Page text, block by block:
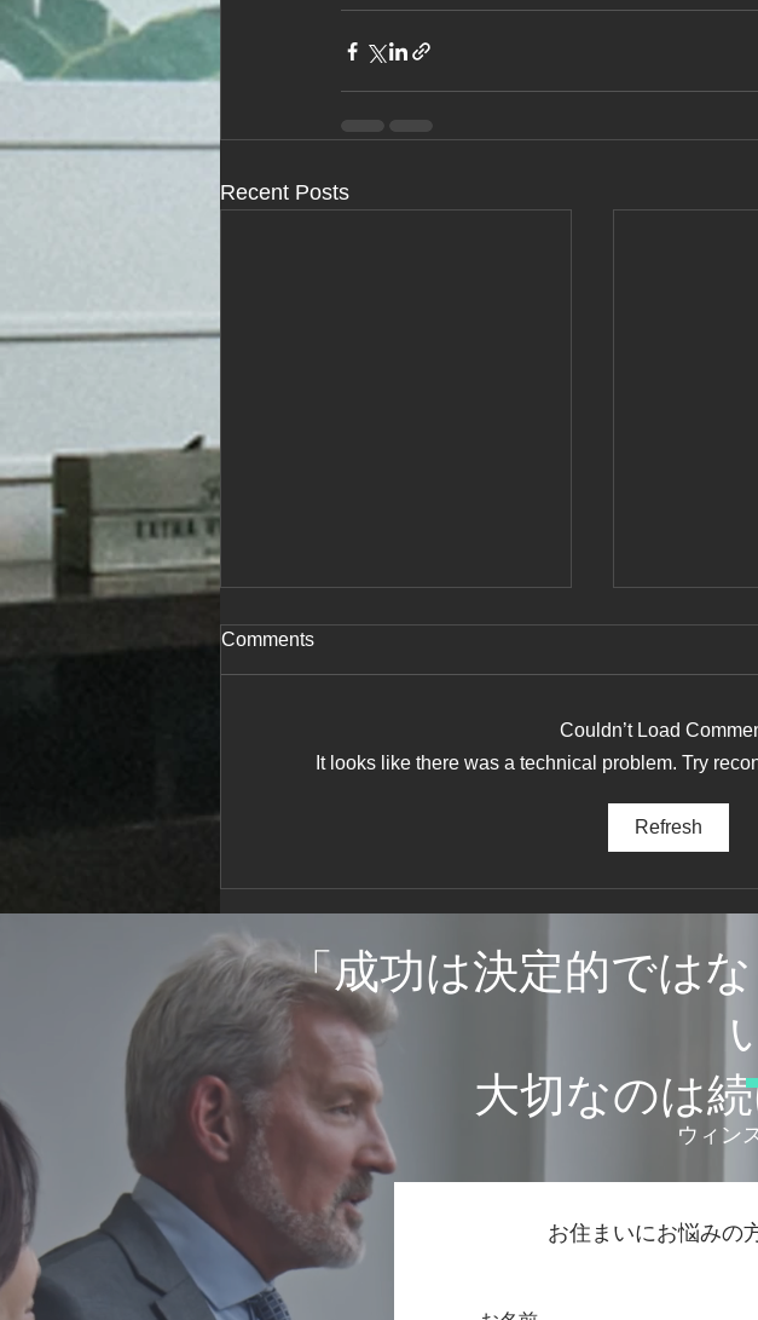
Recent Posts
タイル・レ
ないか
Comments
Couldn’t Load
It looks like there was a technical problem. Try
Refresh
©
「成功は決定的では
大切なのは続
ウィン
お住まいにお悩みの